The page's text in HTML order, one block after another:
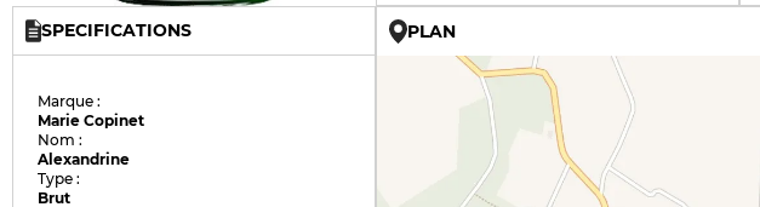
SPECIFICATIONS
Marque :
Marie Copinet
Nom :
Alexandrine
Type :
Brut
PLAN